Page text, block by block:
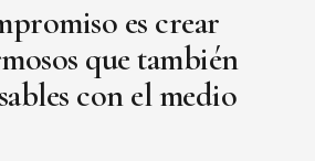
es crear
que también
con el medio